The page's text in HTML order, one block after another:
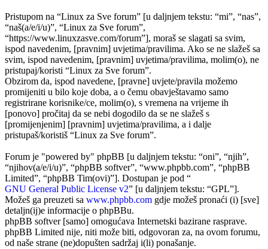
Pristupom na “Linux za Sve forum” [u daljnjem tekstu: “mi”, “nas”,
“naš(a/e/i/u)”, “Linux za Sve forum”,
“https://www.linuxzasve.com/forum”], moraš se slagati sa svim,
ispod navedenim, [pravnim] uvjetima/pravilima. Ako se ne slažeš sa
svim, ispod navedenim, [pravnim] uvjetima/pravilima, molim(o), ne
pristupaj/koristi “Linux za Sve forum”.
Obzirom da, ispod navedene, [pravne] uvjete/pravila možemo
promijeniti u bilo koje doba, a o čemu obavještavamo samo
registrirane korisnike/ce, molim(o), s vremena na vrijeme ih
[ponovo] pročitaj da se nebi dogodilo da se ne slažeš s
[promijenjenim] [pravnim] uvjetima/pravilima, a i dalje
pristupaš/koristiš “Linux za Sve forum”.
Forum je "powered by" phpBB [u daljnjem tekstu: “oni”, “njih”,
“njihov(a/e/i/u)”, “phpBB softver”, “www.phpbb.com”, “phpBB
Limited”, “phpBB Tim(ovi)”]. Dostupan je pod “
GNU General Public License v2” [u daljnjem tekstu: “GPL”].
Možeš ga preuzeti sa www.phpbb.com gdje možeš pronaći (i) [sve]
detaljn(ij)e informacije o phpBBu.
phpBB softver [samo] omogućava Internetski bazirane rasprave.
phpBB Limited nije, niti može biti, odgovoran za, na ovom forumu,
od naše strane (ne)dopušten sadržaj i(li) ponašanje.